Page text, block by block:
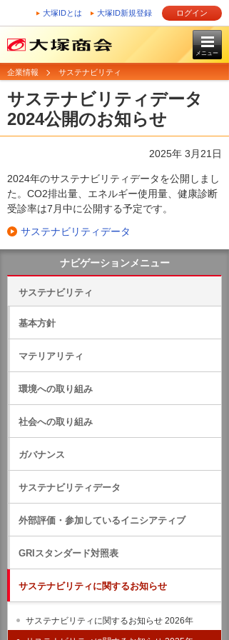
大塚IDとは 大塚ID新規登録 ログイン
メニュー
企業情報 サステナビリティ
サステナビリティデータ
2024公開のお知らせ
2025年 3月21日
2024年のサステナビリティデータを公開しまし
た。CO2排出量、エネルギー使用量、健康診断
受診率は7月中に公開する予定です。
サステナビリティデータ
ナビゲーションメニュー
サステナビリティ
基本方針
マテリアリティ
環境への取り組み
社会への取り組み
ガバナンス
サステナビリティデータ
外部評価・参加しているイニシアティブ
GRIスタンダード対照表
サステナビリティに関するお知らせ
サステナビリティに関するお知らせ 2026年